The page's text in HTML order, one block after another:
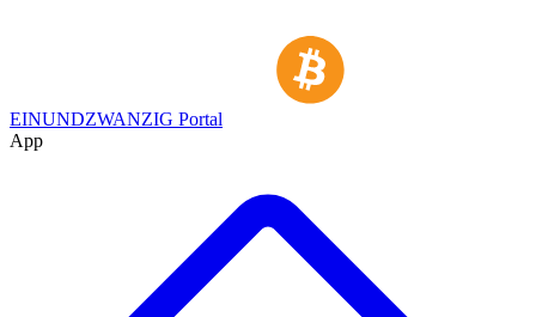
EINUNDZWANZIG Portal
App